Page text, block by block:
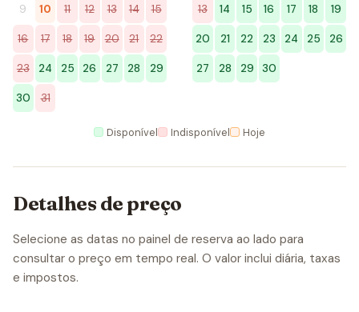
9 10 11 12 13 14 15
16 17 18 19 20 21 22
23 24 25 26 27 28 29
30 31
13 14 15 16 17 18 19
20 21 22 23 24 25 26
27 28 29 30
Disponível Indisponível Hoje
Detalhes de preço
Selecione as datas no painel de reserva ao lado para
consultar o preço em tempo real. O valor inclui diária, taxas
e impostos.